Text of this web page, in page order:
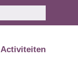
Activiteiten